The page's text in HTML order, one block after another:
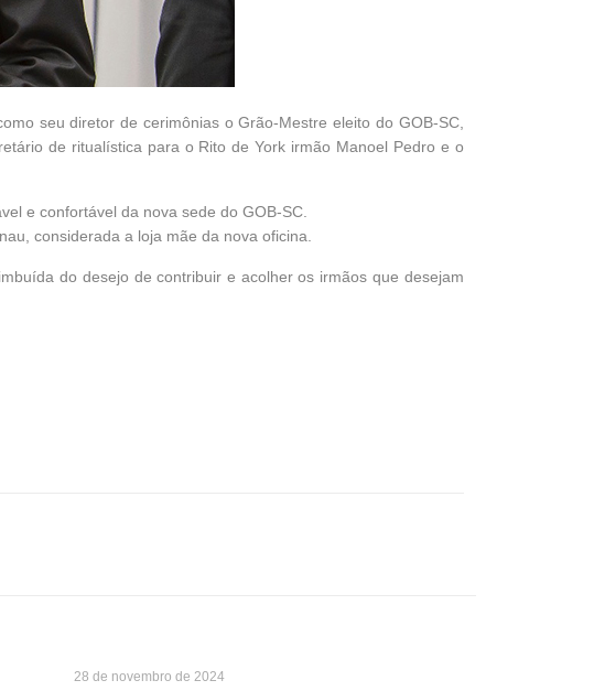
seu diretor de cerimônias o Grão-Mestre eleito do GOB-SC,
de ritualística para o Rito de York irmão Manoel Pedro e o
e confortável da nova sede do GOB-SC.
considerada a loja mãe da nova oficina.
do desejo de contribuir e acolher os irmãos que desejam
28 de novembro de 2024